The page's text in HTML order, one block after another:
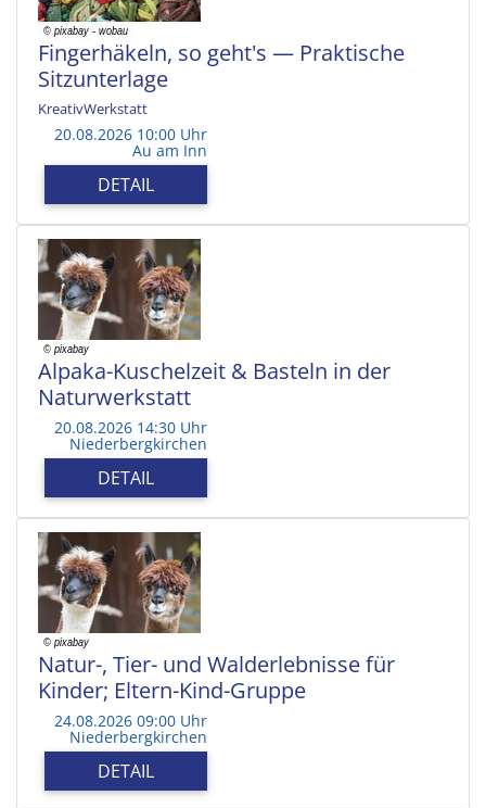
Fingerhäkeln, so geht's — Praktische
Sitzunterlage
KreativWerkstatt
20.08.2026 10:00 Uhr
Au am Inn
DETAIL
Alpaka-Kuschelzeit & Basteln in der
Naturwerkstatt
20.08.2026 14:30 Uhr
Niederbergkirchen
DETAIL
Natur-, Tier- und Walderlebnisse für
Kinder; Eltern-Kind-Gruppe
24.08.2026 09:00 Uhr
Niederbergkirchen
DETAIL